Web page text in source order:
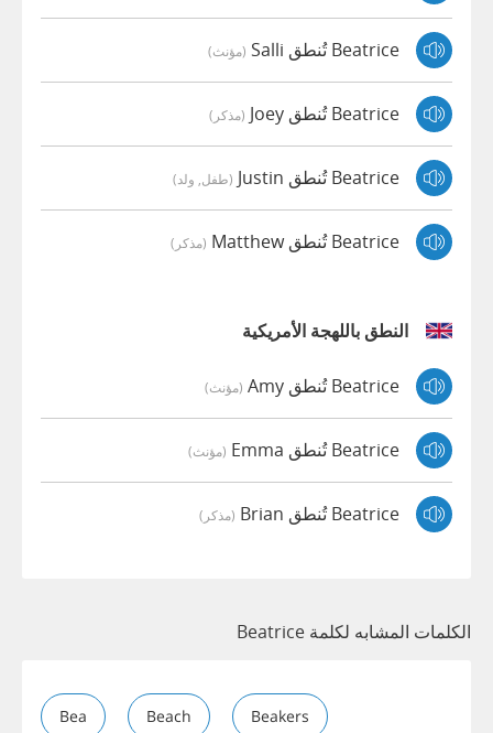
Beatrice تُنطق Salli (مؤنث)
Beatrice تُنطق Joey (مذكر)
Beatrice تُنطق Justin (طفل, ولد)
Beatrice تُنطق Matthew (مذكر)
النطق باللهجة الأمريكية
Beatrice تُنطق Amy (مؤنث)
Beatrice تُنطق Emma (مؤنث)
Beatrice تُنطق Brian (مذكر)
الكلمات المشابه لكلمة Beatrice
Bea Beach Beakers